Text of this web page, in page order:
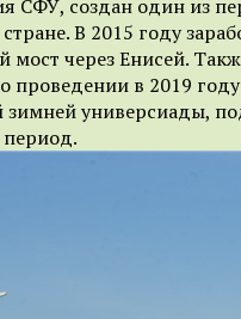
СФУ, создан один из
В 2015 году
мост через Енисей.
проведении в 2019 году
универсиады,
период.